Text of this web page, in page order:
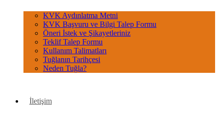
KVK Aydınlatma Metni
KVK Başvuru ve Bilgi Talep Formu
Öneri İstek ve Şikayetleriniz
Teklif Talep Formu
Kullanım Talimatları
Tuğlanın Tarihçesi
Neden Tuğla?
İletişim